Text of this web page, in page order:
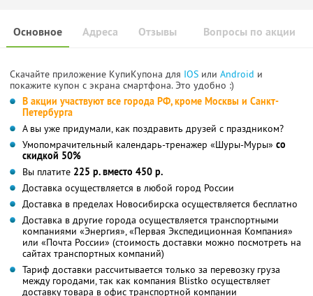
Основное Отзывы Вопросы по акции
Адреса
Скачайте приложение КупиКупона для IOS или Android и
покажите купон с экрана смартфона. Это удобно :)
В акции участвуют все города РФ, кроме Москвы и Санкт-
Петербурга
А вы уже придумали, как поздравить друзей с праздником?
Умопомрачительный календарь-тренажер «Шуры-Муры» со
скидкой 50%
Вы платите 225 р. вместо 450 р.
Доставка осуществляется в любой город России
Доставка в пределах Новосибирска осуществляется бесплатно
Доставка в другие города осуществляется транспортными
компаниями «Энергия», «Первая Экспедиционная Компания»
или «Почта России» (стоимость доставки можно посмотреть на
сайтах транспортных компаний)
Тариф доставки рассчитывается только за перевозку груза
между городами, так как компания Blistko осуществляет
доставку товара в офис транспортной компании